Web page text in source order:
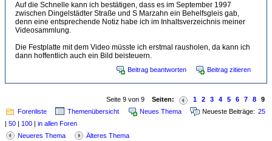
Auf die Schnelle kann ich bestätigen, dass es im September 1997
zwischen Dingelstädter Straße und S Marzahn ein Behelfsgleis gab,
denn eine entsprechende Notiz habe ich im Inhaltsverzeichnis meiner
Videosammlung.
Die Festplatte mit dem Video müsste ich erstmal rausholen, da kann ich
dann hoffentlich auch ein Bild beisteuern.
Beitrag beantworten Beitrag zitieren
Seite 9 von 9 Seiten: 1 2 3 4 5 6 7 8
9
Forenliste
Themenübersicht Neues Thema Neueste Beiträge: 25
| 50 | 100 | in allen Foren
Neueres Thema
Älteres Thema